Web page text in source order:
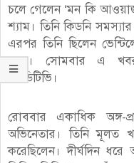
চলে গেলেন ‘মন কি আওয়াজ
শ্যাম। তিনি কিডনি
এরপর তিনি ছিলেন
বছর। সোমবার এ খবর
এনডিটিভি।
রোববার একাধিক অঙ্গ-
অভিনেতার। তিনি মূলত
করেছিলেন। দীর্ঘদিন ধরে